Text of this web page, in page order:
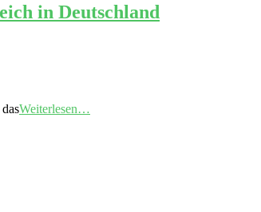
in Deutschland
Weiterlesen…